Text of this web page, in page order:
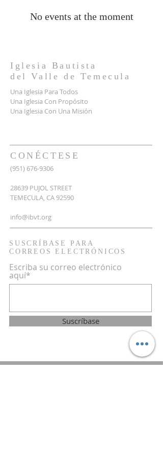
No events at the moment
Iglesia Bautista
delValle de Temecula
CONÉCTESE
(951) 676-9306
28639 PUJOL STREET
TEMECULA, CA 92590
info@ibvt.org
SUSCRÍBASE PARA
CORREOS ELECTRÓNICOS
Escriba su correo electrónico
aquí*
Suscríbase
Una Iglesia Para Todos
Una Iglesia Con Propósito
Una Iglesia Con Una Misión